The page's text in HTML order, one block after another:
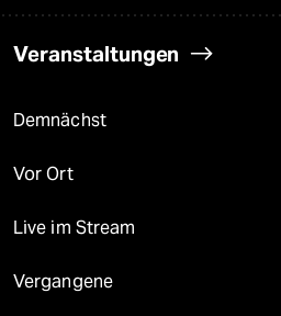
Veranstaltungen
Demnächst
Vor Ort
Live im Stream
Vergangene